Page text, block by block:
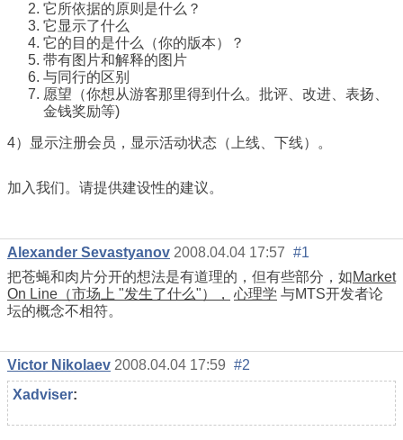
它所依据的原则是什么？
它显示了什么
它的目的是什么（你的版本）？
带有图片和解释的图片
与同行的区别
愿望（你想从游客那里得到什么。批评、改进、表扬、
金钱奖励等)
4）显示注册会员，显示活动状态（上线、下线）。
加入我们。请提供建设性的建议。
Alexander Sevastyanov 2008.04.04 17:57 #1
把苍蝇和肉片分开的想法是有道理的，但有些部分，如Market
On Line（市场上 "发生了什么"），
心理学 与MTS开发者论
坛的概念不相符。
Victor Nikolaev 2008.04.04 17:59 #2
Xadviser: